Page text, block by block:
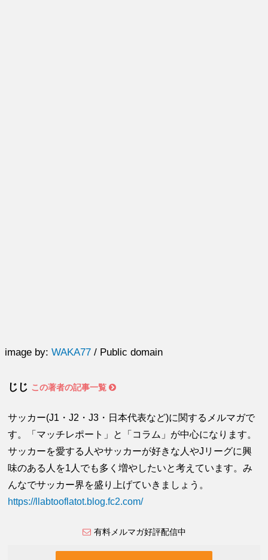
image by:WAKA77 / Public domain
じじ この著者の記事一覧
サッカー(J1・J2・J3・日本代表など)に関するメルマガで
す。「マッチレポート」と「コラム」が中心になります。
サッカーを愛する人やサッカーが好きな人やJリーグに興
味のある人を1人でも多く増やしたいと考えています。み
んなでサッカー界を盛り上げていきましょう。
https://llabtooflatot.blog.fc2.com/
有料メルマガ好評配信中